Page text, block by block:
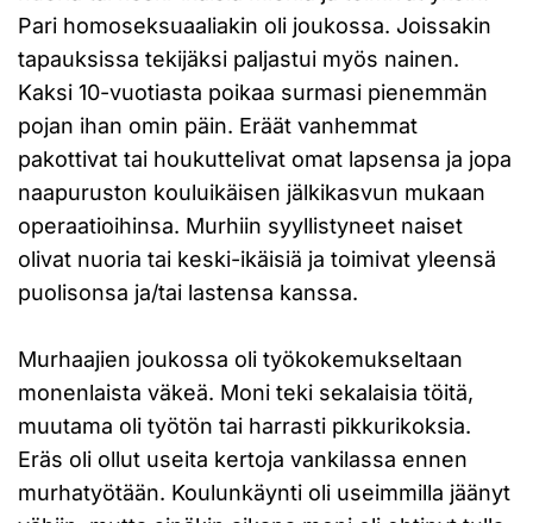
Pari homoseksuaaliakin oli joukossa. Joissakin
tapauksissa tekijäksi paljastui myös nainen.
Kaksi 10-vuotiasta poikaa surmasi pienemmän
pojan ihan omin päin. Eräät vanhemmat
pakottivat tai houkuttelivat omat lapsensa ja jopa
naapuruston kouluikäisen jälkikasvun mukaan
operaatioihinsa. Murhiin syyllistyneet naiset
olivat nuoria tai keski-ikäisiä ja toimivat yleensä
puolisonsa ja/tai lastensa kanssa.
Murhaajien joukossa oli työkokemukseltaan
monenlaista väkeä. Moni teki sekalaisia töitä,
muutama oli työtön tai harrasti pikkurikoksia.
Eräs oli ollut useita kertoja vankilassa ennen
murhatyötään. Koulunkäynti oli useimmilla jäänyt